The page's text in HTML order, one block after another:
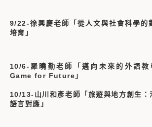
9/22-徐興慶老師「從人文與社會科學的
培育」
10/6-羅曉勤老師「邁向未來的外語教
Game for Future」
10/13-山川和彥老師「旅遊與地方創生：
語言對應」